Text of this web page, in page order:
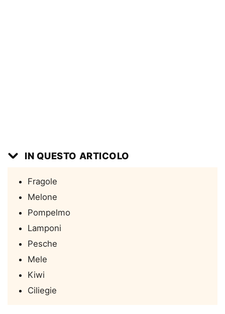
IN QUESTO ARTICOLO
Fragole
Melone
Pompelmo
Lamponi
Pesche
Mele
Kiwi
Ciliegie